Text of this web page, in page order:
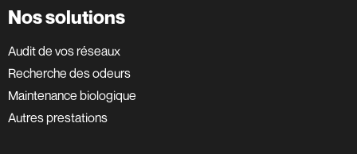
Nos solutions
Audit de vos réseaux
Recherche des odeurs
Maintenance biologique
Autres prestations